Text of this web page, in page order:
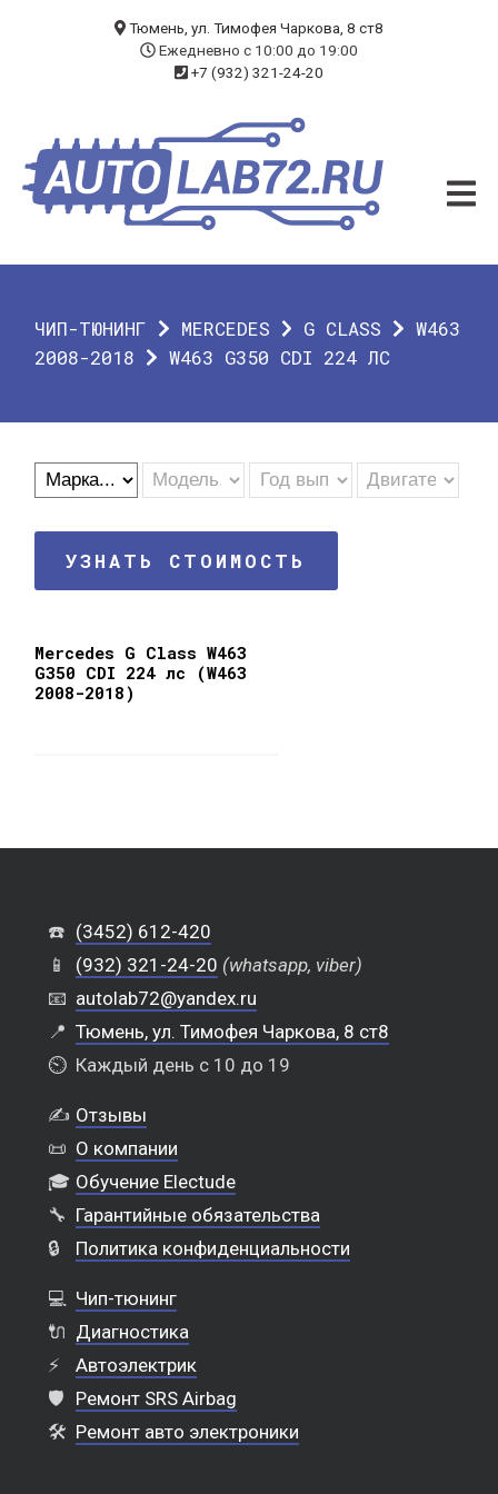
ЧИП-ТЮНИНГ
ДИАГНОСТИКА
О КОМПАНИИ
ГАРАНТИЯ
Тюмень, ул. Тимофея Чаркова, 8 ст8
Ежедневно с 10:00 до 19:00
+7 (932) 321-24-20
ЧИП-ТЮНИНГ MERCEDES G CLASS
W463
2008-2018
W463 G350 CDI 224 ЛС
УЗНАТЬ СТОИМОСТЬ
Mercedes G Class W463
G350 CDI 224 лс (W463
2008-2018)
☎️ (3452) 612-420
📱
(932) 321-24-20 (whatsapp, viber)
📧 autolab72@yandex.ru
📍 Тюмень, ул. Тимофея Чаркова, 8 ст8
⏲️ Каждый день с 10 до 19
✍️ Отзывы
📜 О компании
🎓 Обучение Electude
🔧 Гарантийные обязательства
🔒
Политика конфиденциальности
💻 Чип-тюнинг
🔌 Диагностика
⚡
Автоэлектрик
🛡️ Ремонт SRS Airbag
🛠️ Ремонт авто электроники